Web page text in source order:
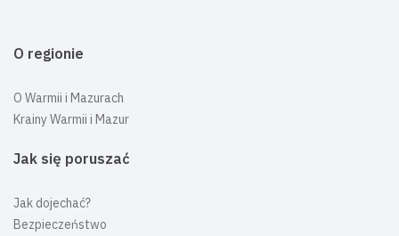
O regionie
O Warmii i Mazurach
Krainy Warmii i Mazur
Jak się poruszać
Jak dojechać?
Bezpieczeństwo